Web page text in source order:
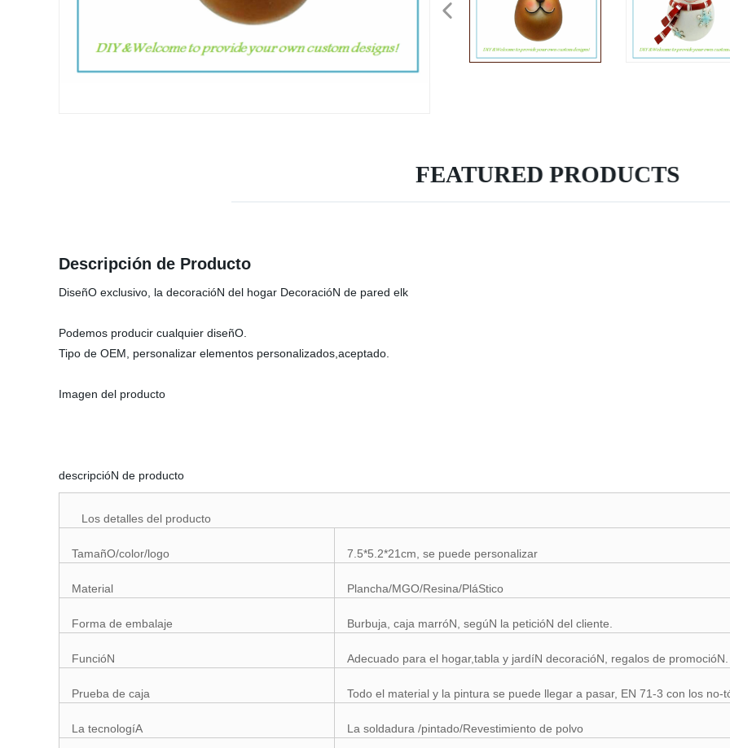
FEATURED PRODUCTS
Descripción de Producto
DiseñO exclusivo, la decoracióN del hogar DecoracióN de pared elk
Podemos producir cualquier diseñO.
Tipo de OEM, personalizar elementos personalizados,aceptado.
Imagen del producto
descripcióN de producto
Los detalles del producto
TamañO/color/logo 7.5*5.2*21cm, se puede personalizar
Material Plancha/MGO/Resina/PláStico
Forma de embalaje Burbuja, caja marróN, segúN la peticióN del cliente.
FuncióN Adecuado para el hogar,tabla y jardíN decoracióN, regalos de promocióN.
Prueba de caja Todo el material y la pintura se puede llegar a pasar, EN 71-3 con los no-
La tecnologíA La soldadura /pintado/Revestimiento de polvo